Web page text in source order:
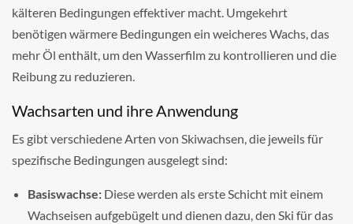
kälteren Bedingungen effektiver macht. Umgekehrt
benötigen wärmere Bedingungen ein weicheres Wachs, das
mehr Öl enthält, um den Wasserfilm zu kontrollieren und die
Reibung zu reduzieren.
Wachsarten und ihre Anwendung
Es gibt verschiedene Arten von Skiwachsen, die jeweils für
spezifische Bedingungen ausgelegt sind:
Basiswachse: Diese werden als erste Schicht mit einem
Wachseisen aufgebügelt und dienen dazu, den Ski für das